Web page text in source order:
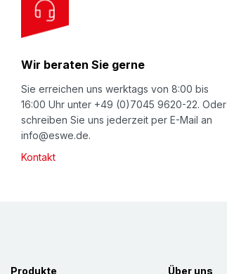
e
w
s
Wir beraten Sie gerne
Sie erreichen uns werktags von 8:00 bis
16:00 Uhr unter +49 (0)7045 9620-22. Oder
schreiben Sie uns jederzeit per E-Mail an
info@eswe.de.
Kontakt
Produkte Über uns